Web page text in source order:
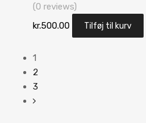
(0 reviews)
kr.500.00 Tilføj til kurv
1
2
3